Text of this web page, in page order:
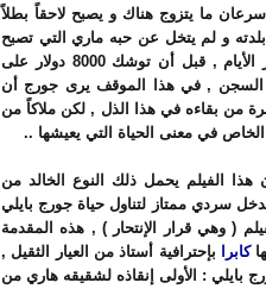
ما يتزوج هناك و يصبح لاحقاً بطلاً
و لم يتخل عن حبه ماري التي تصبح
زوجته و أم أولاده الأربعة , لكن الأمور تسوء مع مرور الأيام , قبل أن توشك 8000 دولار على
السجن , في هذا الموقف يرى جورج أن
من بقاءه في هذا الذل , لكن ملاكاً من
في معنى الحياة التي يعيشها ..
هذا الفيلم يحمل ذلك النوع الخالد من
سردي ممتاز لتناول حياة جورج بايلي
( وهي قرار الإنتحار ) , هذه المقدمة
كابرا
بإحترافية أستاذ من العيار الثقيل ,
بايلي : الأولى إنقاذه لشقيقه هاري من